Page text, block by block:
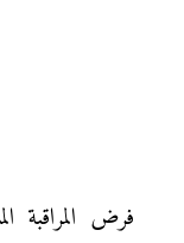
فرض المراقبة